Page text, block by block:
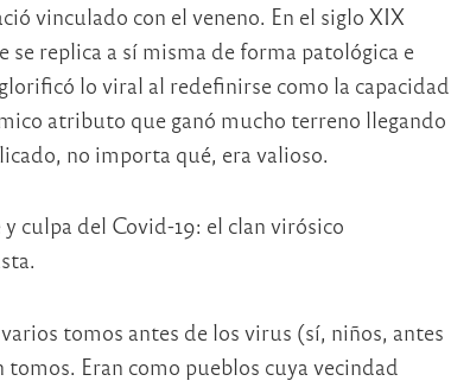
vinculado con el veneno. En el siglo XIX
replica a sí misma de forma patológica e
lo viral al redefinirse como la capacidad
atributo que ganó mucho terreno llegando
no importa qué, era valioso.
culpa del Covid-19: el clan virósico
tomos antes de los virus (sí, niños, antes
Eran como pueblos cuya vecindad